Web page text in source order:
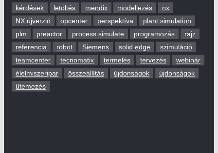
kérdések
letöltés mendix modellezés
nx
NX újverzió
opcenter perspektíva
plant simulation
plm
preactor process simulate programozás
rajz
referencia
robot Siemens solid edge
szimuláció
teamcenter
tecnomatix termelés tervezés
webinár
élelmiszeripar
összeállítás újdonságok
újdonságok
ütemezés